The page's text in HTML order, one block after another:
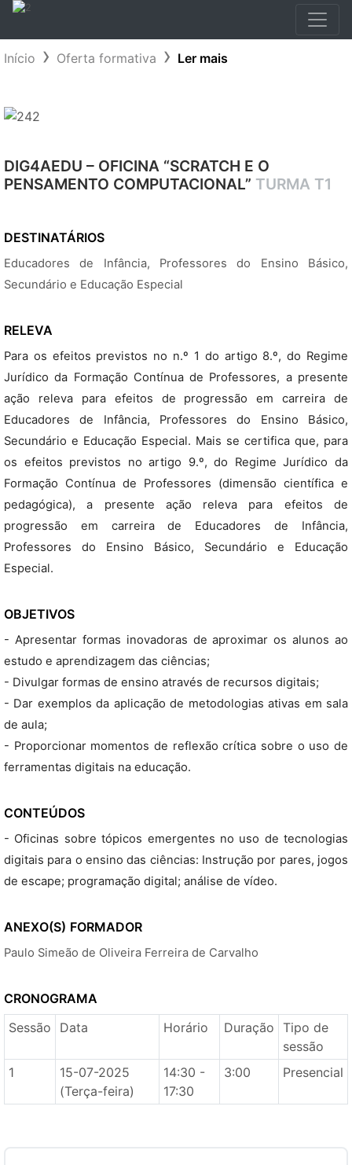
Início Oferta formativa Ler mais
DIG4AEDU – OFICINA “SCRATCH E O
PENSAMENTO COMPUTACIONAL” TURMA T1
DESTINATÁRIOS
Educadores de Infância, Professores do Ensino Básico,
Secundário e Educação Especial
RELEVA
Para os efeitos previstos no n.º 1 do artigo 8.º, do Regime
Jurídico da Formação Contínua de Professores, a presente
ação releva para efeitos de progressão em carreira de
Educadores de Infância, Professores do Ensino Básico,
Secundário e Educação Especial. Mais se certifica que, para
os efeitos previstos no artigo 9.º, do Regime Jurídico da
Formação Contínua de Professores (dimensão científica e
pedagógica), a presente ação releva para efeitos de
progressão em carreira de Educadores de Infância,
Professores do Ensino Básico, Secundário e Educação
Especial.
OBJETIVOS
- Apresentar formas inovadoras de aproximar os alunos ao
estudo e aprendizagem das ciências;
- Divulgar formas de ensino através de recursos digitais;
- Dar exemplos da aplicação de metodologias ativas em sala
de aula;
- Proporcionar momentos de reflexão crítica sobre o uso de
ferramentas digitais na educação.
CONTEÚDOS
- Oficinas sobre tópicos emergentes no uso de tecnologias
digitais para o ensino das ciências: Instrução por pares, jogos
de escape; programação digital; análise de vídeo.
ANEXO(S) FORMADOR
Paulo Simeão de Oliveira Ferreira de Carvalho
CRONOGRAMA
Sessão
Data Horário Duração Tipo de
sessão
1
15-07-2025
(Terça-feira)
14:30 -
17:30
3:00 Presencial